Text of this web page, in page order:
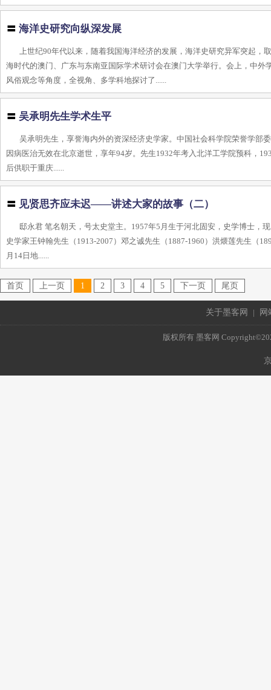
〓海洋史研究向纵深发展
上世纪90年代以来，随着我国海洋经济的发展，海洋史研究异军突起
海时代的澳门、广东与东南亚国际学术研讨会在澳门大学举行。会上，中
风俗观念等角度，全视角、多学科地探讨了......
〓吴承明先生学术生平
吴承明先生，享誉海内外的资深经济史学家。中国社会科学院荣誉学部
因病医治无效在北京逝世，享年94岁。先生1932年考入北洋工学院预科，
后供职于重庆......
〓 见贤思齐应未迟——讲述大家的故事（二）
邸永君 笔名朝天，号太史堂主。1957年5月生于河北固安，史学博士，
史学家王钟翰先生（1913-2007）邓之诚先生（1887-1960）洪煨莲先生（
月14日地......
首页 上一页 1 2 3 4 5 下一页 尾页
关于墨客网 | 网
版权所有 墨客网